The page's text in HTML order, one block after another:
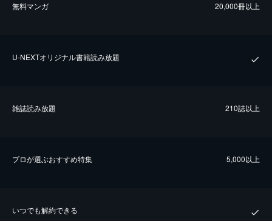
無料マンガ 20,000冊以上
U-NEXTオリジナル書籍読み放題
雑誌読み放題 210誌以上
プロが選ぶおすすめ特集 5,000以上
いつでも解約できる